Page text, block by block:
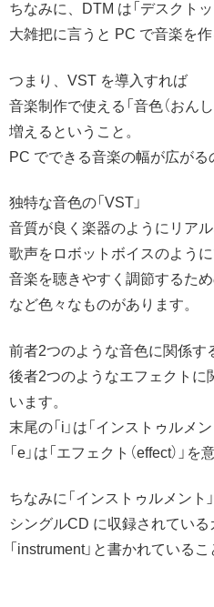
ちなみに、DTM は「デスクト
大雑把に言うと PC で音楽を作
つまり、VST を導入すれば
音楽制作で使える「音色（おんし
増えるということ。
PC でできる音楽の幅が広がる
独特な音色の「VST」
音質が良く楽器のようにリアル
歌声をロボットボイスのように
音楽を聴きやすく調節するため
など色々なものがあります。
前者2つのような音色に関係す
後者2つのようなエフェクトに
います。
末尾の「i」は「インストゥルメン
「e」は「エフェクト（effect）」
ちなみに「インストゥルメント
シングルCD に収録されてい
「instrument」と書かれている